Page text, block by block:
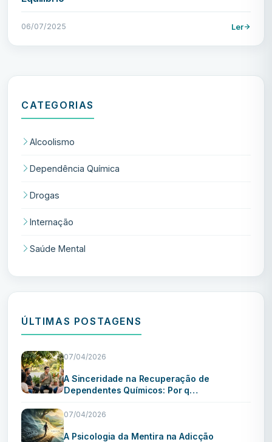
06/07/2025 Ler
CATEGORIAS
Alcoolismo
Dependência Química
Drogas
Internação
Saúde Mental
ÚLTIMAS POSTAGENS
07/04/2026
A Sinceridade na Recuperação de
Dependentes Químicos: Por q…
07/04/2026
A Psicologia da Mentira na Adicção